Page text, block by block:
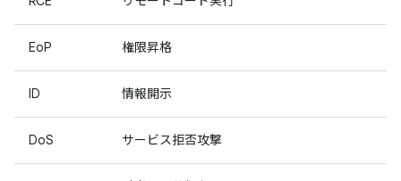
EoP 権限昇格
ID 情報開示
DoS サービス拒否攻撃